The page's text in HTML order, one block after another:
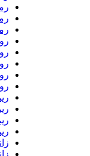
رمیکس
رمیکس
رمیکس
روزبه
روزبه بمانی
روزبه
روزبه
روناک بند
ریمیکس
ریمیکس
ریمیکس
ریمیکس
زانیار